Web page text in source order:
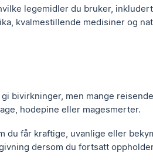
legemidler du bruker,
kvalmestillende medisiner og
bivirkninger, men mange
hodepine eller magesmerter.
du får kraftige, uvanlige eller
dersom du fortsatt